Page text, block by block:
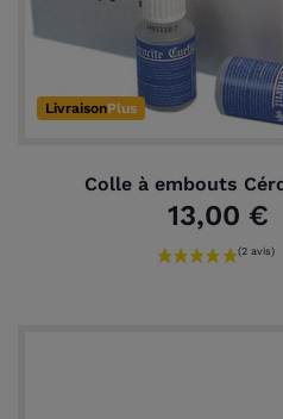
LivraisonPlus
Colle à embouts
13,00 €